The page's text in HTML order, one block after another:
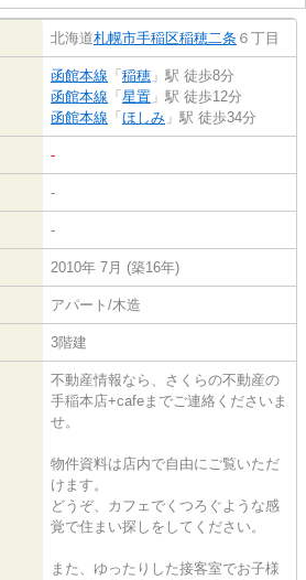
北海道札幌市手稲区稲穂二条 ６丁目
函館本線 「稲穂 」駅 徒歩8分
函館本線 「星置 」駅 徒歩12分
函館本線 「ほしみ 」駅 徒歩34分
-
-
-
2010年 7月 (築16年)
アパート/木造
3階建
不動産情報なら、さくらの不動産の
手稲本店+cafeまでご連絡くださいま
せ。
物件資料は店内で自由にご覧いただ
けます。
どうぞ、カフェでくつろぐような感
覚で住まい探しをしてください。
また、ゆったりした接客室でお子様